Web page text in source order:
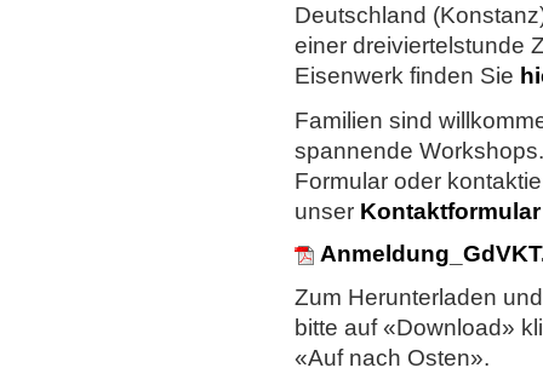
Deutschland
einer dreiviertelstunde
Eisenwerk finden Sie
Familien sind
spannende
Formular oder
unser Kontaktformular
Zum Herunterladen
bitte auf «Download»
«Auf nach Osten».